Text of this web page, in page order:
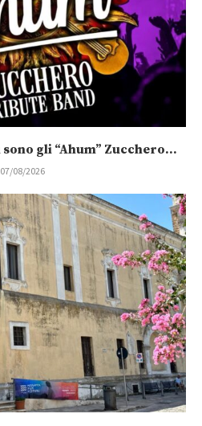
gli “Ahum” Zucchero...
07/08/2026